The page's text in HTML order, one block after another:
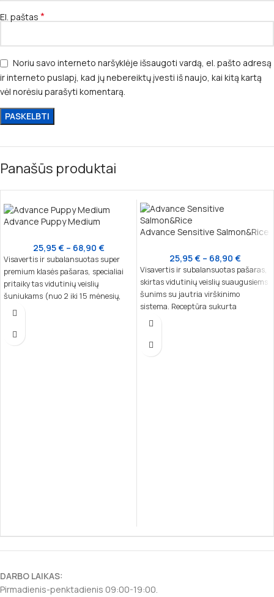
El. paštas *
Noriu savo interneto naršyklėje išsaugoti vardą, el. pašto adresą
ir interneto puslapį, kad jų nebereiktų įvesti iš naujo, kai kitą kartą
vėl norėsiu parašyti komentarą.
Panašūs produktai
Advance Puppy Medium
25,95€ – 68,90 €
Visavertis ir subalansuotas super
premium klasės pašaras, specialiai
pritaikytas vidutinių veislių
šuniukams (nuo 2 iki 15 mėnesių,
10–30 kg suaugusio svorio) ir
užtikrina tinkamą kaulų, imuninės ir
Advance Sensitive Salmon&Rice
25,95€ – 68,90 €
Visavertis ir subalansuotas pašaras,
skirtas vidutinių veislių suaugusiems
šunims su jautria virškinimo
sistema. Receptūra sukurta
atsižvelgiant į šunų su jautriu
poreikius.
DARBO LAIKAS:
Pirmadienis-penktadienis 09:00-19:00.